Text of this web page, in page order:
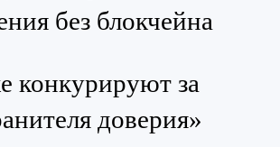
без блокчейна
конкурируют за
доверия»